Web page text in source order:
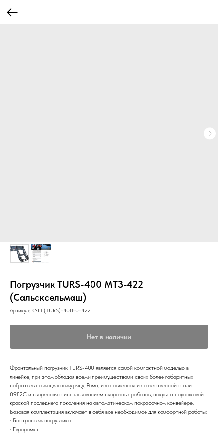
Погрузчик TURS-400 МТЗ-422
(Сальсксельмаш)
Артикул: КУН (TURS)-400-0-422
Нет в наличии
Фронтальный погрузчик TURS-400 является самой компактной моделью в
линейке, при этом обладая всеми преимуществами своих более габаритных
собратьев по модельному ряду. Рама, изготовленная из качественной стали
09Г2С и сваренная с использованием сварочных роботов, покрыта порошковой
краской последнего поколения на автоматическом покрасочном конвейере.
Базовая комплектация включает в себя все необходимое для комфортной работы:
• Быстросъем погрузчика
• Еврорамка